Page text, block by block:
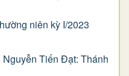
niên kỳ I/2023
Tiến Đạt: Thánh